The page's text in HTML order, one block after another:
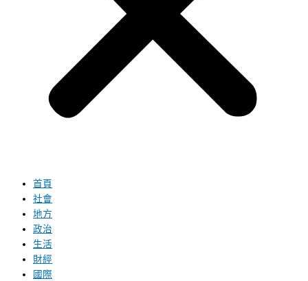
首頁
社會
地方
政治
生活
財經
國際